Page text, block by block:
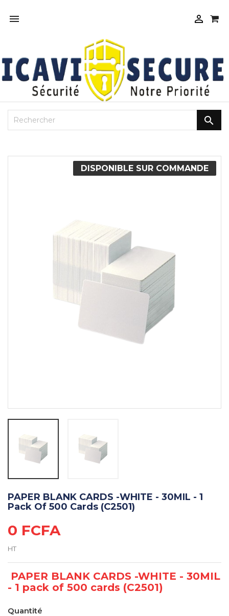
 

DISPONIBLE SUR COMMANDE
PAPER BLANK CARDS -WHITE - 30MIL - 1
Pack Of 500 Cards (C2501)
0 FCFA
HT
PAPER BLANK CARDS -WHITE - 30MIL
- 1 pack of 500 cards (C2501)
Quantité